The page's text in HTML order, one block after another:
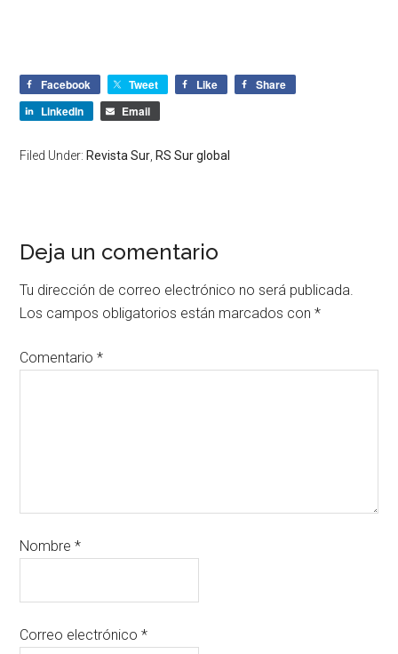
Facebook Tweet Like
Share
LinkedIn
Email
Filed Under: Revista Sur, RS Sur global
Deja un comentario
Tu dirección de correo electrónico no será publicada.
Los campos obligatorios están marcados con*
Comentario*
Nombre*
Correo electrónico*